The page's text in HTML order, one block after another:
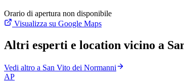
Orario di apertura non disponibile
Visualizza su Google Maps
Altri esperti e location vicino a
Vedi altro a San Vito dei Normanni
AP